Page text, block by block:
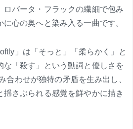
ロバータ・フラックの繊細で包み
心の奥へと染み入る一曲です。
」は「そっと」「柔らかく」と
な「殺す」という動詞と優しさを
合わせが独特の矛盾を生み出し、
さぶられる感覚を鮮やかに描き